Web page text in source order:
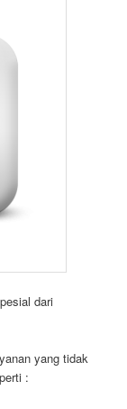
dari
yang tidak
: